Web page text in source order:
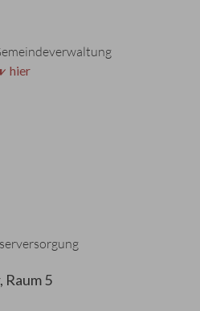
hier
5